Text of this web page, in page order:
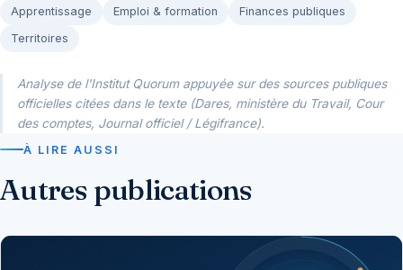
Apprentissage Emploi & formation
Finances publiques
Territoires
Analyse de l'Institut Quorum appuyée sur des sources publiques
officielles citées dans le texte (Dares, ministère du Travail, Cour
des comptes, Journal officiel / Légifrance).
À LIRE AUSSI
Autres publications